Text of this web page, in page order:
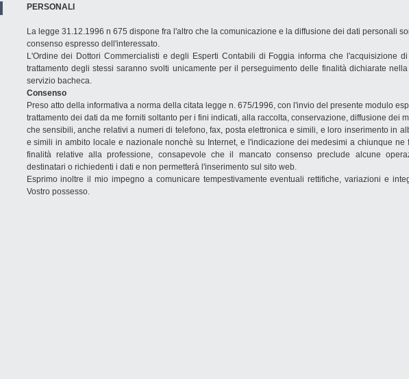
PERSONALI
La legge 31.12.1996 n 675 dispone fra l'altro che la comunicazione e la diffusione dei dati personali
consenso espresso dell'interessato.
L'Ordine dei Dottori Commercialisti e degli Esperti Contabili di Foggia informa che l'acquisizione
trattamento degli stessi saranno svolti unicamente per il perseguimento delle finalità dichiarate
servizio bacheca.
Consenso
Preso atto della informativa a norma della citata legge n. 675/1996, con l'invio del presente modulo
trattamento dei dati da me forniti soltanto per i fini indicati, alla raccolta, conservazione, diffusione dei
che sensibili, anche relativi a numeri di telefono, fax, posta elettronica e simili, e loro inserimento in
e simili in ambito locale e nazionale nonchè su Internet, e l'indicazione dei medesimi a chiunque ne
finalità relative alla professione, consapevole che il mancato consenso preclude alcune
destinatari o richiedenti i dati e non permetterà l'inserimento sul sito web.
Esprimo inoltre il mio impegno a comunicare tempestivamente eventuali rettifiche, variazioni e
Vostro possesso.